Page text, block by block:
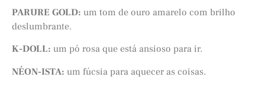
PARURE GOLD: um tom de ouro amarelo com brilho
deslumbrante.
K-DOLL: um pó rosa que está ansioso para ir.
NÉON-ISTA: um fúcsia para aquecer as coisas.